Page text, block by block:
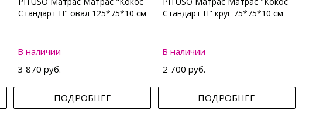
Стандарт П" овал 125*75*10 см
В наличии
3 870 руб.
ПОДРОБНЕЕ
Стандарт П" круг 75*75*10 см
В наличии
2 700 руб.
ПОДРОБНЕЕ